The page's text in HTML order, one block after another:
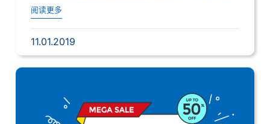
如﹕有一...
阅读更多
11.01.2019